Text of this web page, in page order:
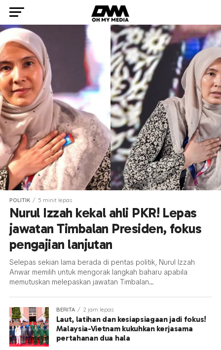
POLITIK 5 minit lepas
Nurul Izzah kekal ahli PKR! Lepas
jawatan Timbalan Presiden, fokus
pengajian lanjutan
Selepas sekian lama berada di pentas politik, Nurul Izzah
Anwar memilih untuk mengorak langkah baharu apabila
memutuskan melepaskan jawatan Timbalan...
BERITA 2 jam lepas
Laut, latihan dan kesiapsiagaan jadi fokus!
Malaysia-Vietnam kukuhkan kerjasama
pertahanan dua hala